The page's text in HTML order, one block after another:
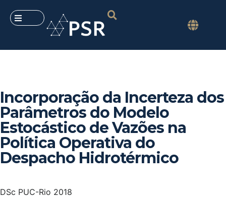
Incorporação da Incerteza dos
Parâmetros do Modelo
Estocástico de Vazões na
Política Operativa do
Despacho Hidrotérmico
DSc PUC-Rio 2018